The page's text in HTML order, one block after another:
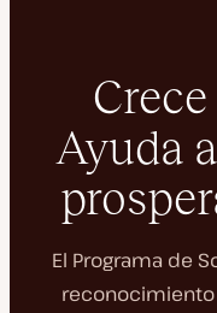
Ayuda
El Programa de